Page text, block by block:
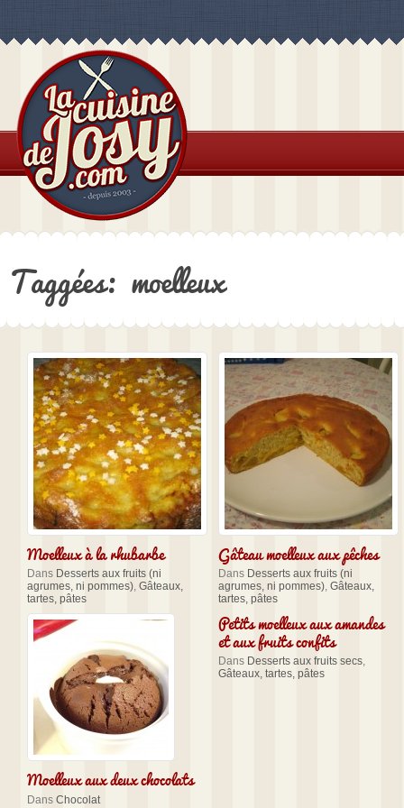
Taggées: moelleux
Moelleux à la rhubarbe
Dans Desserts aux fruits (ni
agrumes, ni pommes), Gâteaux,
tartes, pâtes
Gâteau moelleux aux pêches
Dans Desserts aux fruits (ni
agrumes, ni pommes), Gâteaux,
tartes, pâtes
Moelleux aux deux chocolats
Dans Chocolat
Petits moelleux aux amandes
et aux fruits confits
Dans Desserts aux fruits secs,
Gâteaux, tartes, pâtes